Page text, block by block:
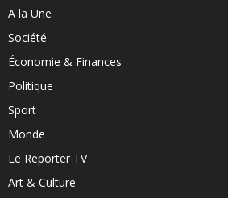
A la Une
Société
Économie & Finances
Politique
Sport
Monde
Le Reporter TV
Art & Culture